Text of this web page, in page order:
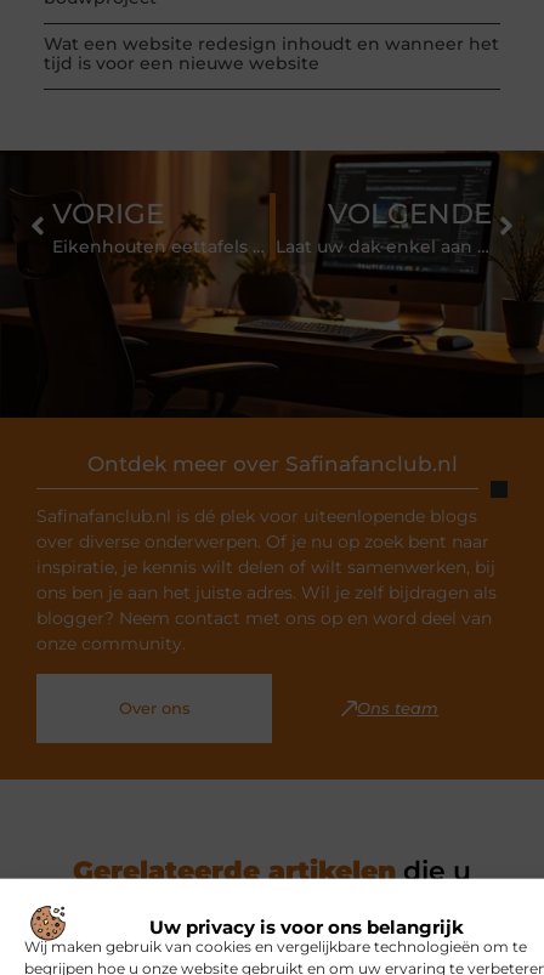
Uw privacy is voor ons belangrijk
Wij maken gebruik van cookies en vergelijkbare technologieën om te
begrijpen hoe u onze website gebruikt en om uw ervaring te
Wat een website redesign inhoudt en wanneer het
tijd is voor een nieuwe website
Ontdek meer over Safinafanclub.nl
Safinafanclub.nl is dé plek voor uiteenlopende blogs
over diverse onderwerpen. Of je nu op zoek bent naar
inspiratie, je kennis wilt delen of wilt samenwerken, bij
ons ben je aan het juiste adres. Wil je zelf bijdragen als
blogger? Neem contact met ons op en word deel van
onze community.
Over ons Ons team
VORIGE
Eikenhouten eettafels van hoge kwaliteit
VOLGENDE
Laat uw dak enkel aan professionals over
Gerelateerde artikelendie u
MARKETING